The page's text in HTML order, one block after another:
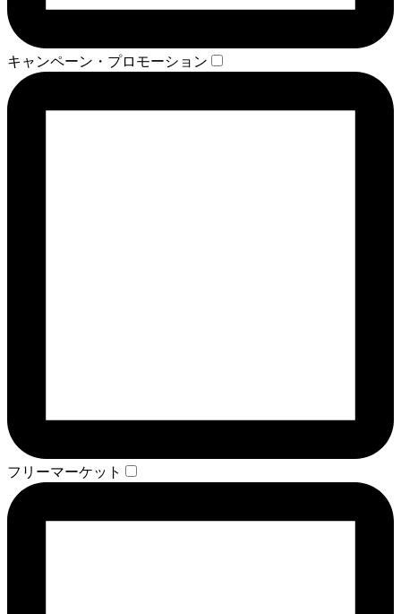
キャンペーン・プロモーション
フリーマーケット